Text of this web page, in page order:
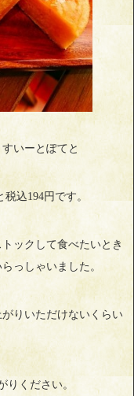
いーとぽてと
込194円です。
ックして食べたいとき
っしゃいました。
りいただけないくらい
りください。